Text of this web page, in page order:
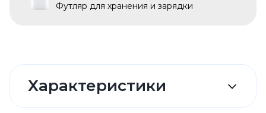
Футляр для хранения и зарядки
Характеристики